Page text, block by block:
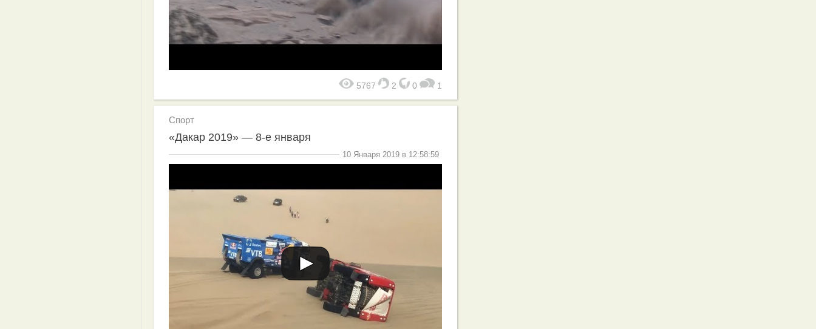
5767 2 0 1
Спорт
«Дакар 2019» — 8-е января
10 Января 2019 в 12:58:59